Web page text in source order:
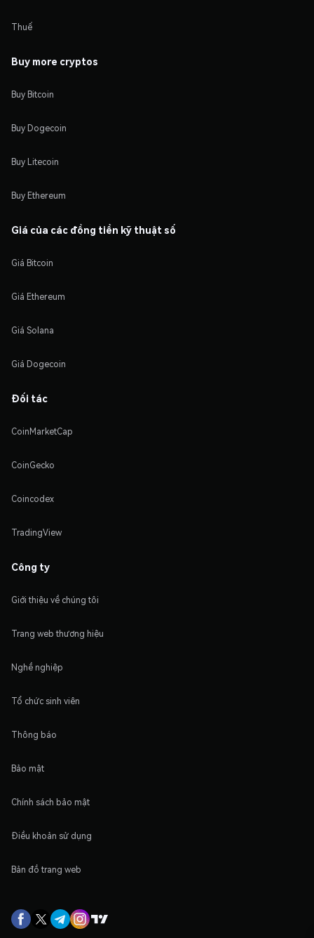
Thuế
Buy more cryptos
Buy Bitcoin
Buy Dogecoin
Buy Litecoin
Buy Ethereum
Giá của các đồng tiền kỹ thuật số
Giá Bitcoin
Giá Ethereum
Giá Solana
Giá Dogecoin
Đối tác
CoinMarketCap
CoinGecko
Coincodex
TradingView
Công ty
Giới thiệu về chúng tôi
Trang web thương hiệu
Nghề nghiệp
Tổ chức sinh viên
Thông báo
Bảo mật
Chính sách bảo mật
Điều khoản sử dụng
Bản đồ trang web